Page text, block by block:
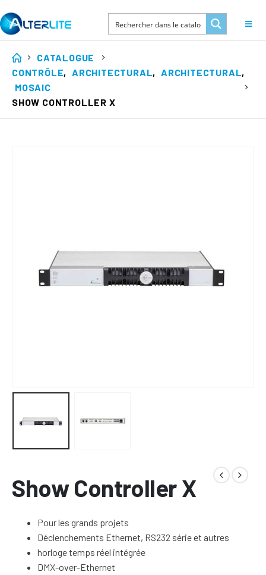
CATALOGUE
CONTRÔLE, ARCHITECTURAL, ARCHITECTURAL,
MOSAIC
SHOW CONTROLLER X
Show Controller X
Pour les grands projets
Déclenchements Ethernet, RS232 série et autres
horloge temps réel intégrée
DMX-over-Ethernet